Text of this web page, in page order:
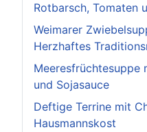
Rotbarsch, Tomaten
Weimarer
Herzhaftes
Meeresfrüchtesuppe
und Sojasauce
Deftige Terrine mit
Hausmannskost